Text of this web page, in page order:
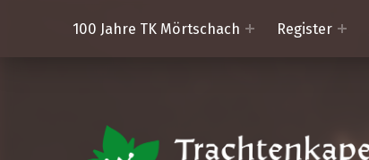
100 Jahre TK Mörtschach
Register